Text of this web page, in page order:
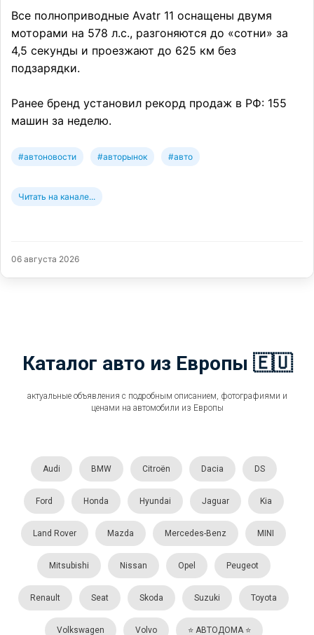
Все полноприводные Avatr 11 оснащены двумя
моторами на 578 л.с., разгоняются до «сотни» за
4,5 секунды и проезжают до 625 км без
подзарядки.
Ранее бренд установил рекорд продаж в РФ: 155
машин за неделю.
#автоновости #авторынок #авто
Читать на канале...
06 августа 2026
Каталог авто из Европы 🇪🇺
актуальные объявления с подробным описанием, фотографиями и
ценами на автомобили из Европы
Audi BMW Citroën Dacia DS
Ford Honda Hyundai Jaguar Kia
Land Rover Mazda Mercedes-Benz MINI
Mitsubishi Nissan Opel Peugeot
Renault Seat Skoda Suzuki Toyota
Volkswagen Volvo ⭐️ АВТОДОМА ⭐️